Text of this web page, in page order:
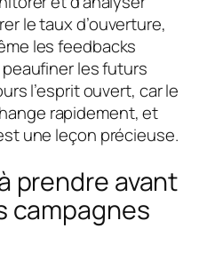
le taux d’ouverture,
les feedbacks
les futurs
l’esprit ouvert, car le
rapidement, et
une leçon précieuse.
prendre avant
campagnes